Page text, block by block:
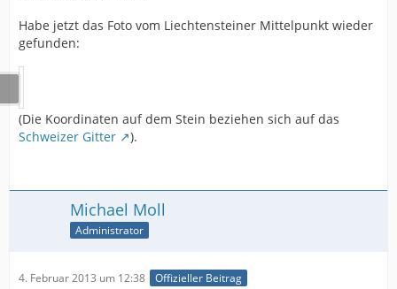
Habe jetzt das Foto vom Liechtensteiner Mittelpunkt wieder
gefunden:
(Die Koordinaten auf dem Stein beziehen sich auf das
Schweizer Gitter
).
Michael Moll
Administrator
4. Februar 2013 um 12:38 Offizieller Beitrag